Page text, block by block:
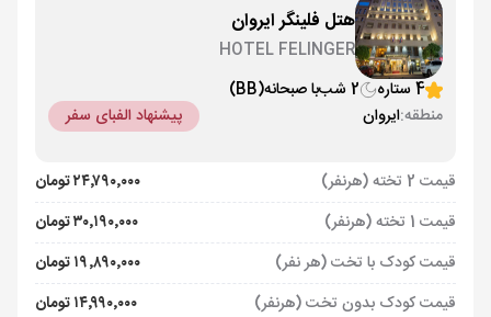
هتل فلینگر ایروان
HOTEL FELINGER
4 ستاره
2 شب با صبحانه(BB)
منطقه:ایروان پیشنهاد الفبای سفر
قیمت 2 تخته (هرنفر)
۲۴٬۷۹۰٬۰۰۰ تومان
قیمت 1 تخته (هرنفر)
۳۰٬۱۹۰٬۰۰۰ تومان
قیمت کودک با تخت (هر نفر)
۱۹٬۸۹۰٬۰۰۰ تومان
قیمت کودک بدون تخت (هرنفر)
۱۴٬۹۹۰٬۰۰۰ تومان